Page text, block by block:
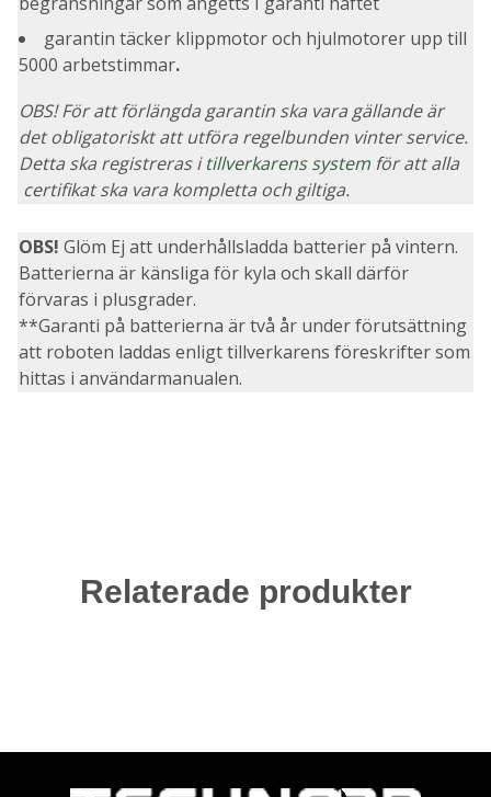
garantin täcker klippmotor och hjulmotorer upp till
5000 arbetstimmar.
OBS! För att förlängda garantin ska vara gällande är
det obligatoriskt att utföra regelbunden vinter service.
Detta ska registreras itillverkarens system för att alla
certifikat ska vara kompletta och giltiga.
OBS! Glöm Ej att underhållsladda batterier på vintern.
Batterierna är känsliga för kyla och skall därför
förvaras i plusgrader.
**Garanti på batterierna är två år under förutsättning
att roboten laddas enligt tillverkarens föreskrifter som
hittas i användarmanualen.
Relaterade produkter